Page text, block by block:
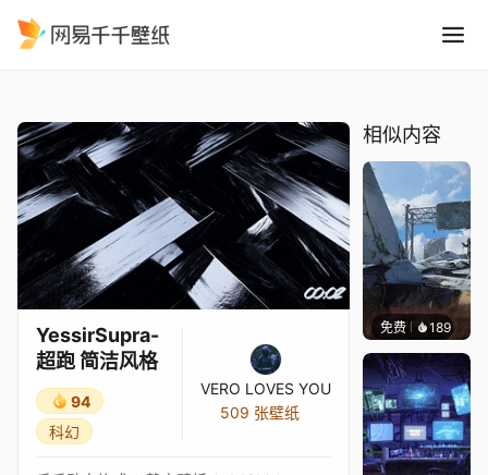
YessirSupra-
超跑 简洁风格
94
科幻
VERO LOVES YOU
509 张壁纸
相似内容
免费 189